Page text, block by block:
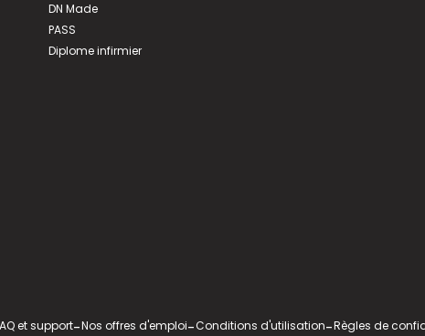
DN Made
PASS
Diplome infirmier
et support-Nos offres d'emploi-Conditions d'utilisation-Règles de